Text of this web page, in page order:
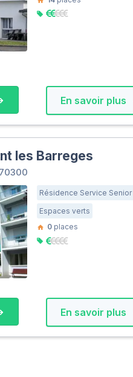
En savoir plus
les Barreges
Résidence Service Senior
Espaces verts
0 places
En savoir plus